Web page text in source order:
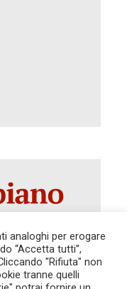
del 31
- 00159
analoghi per erogare
“Accetta tutti”,
"Rifiuta" non
tranne quelli